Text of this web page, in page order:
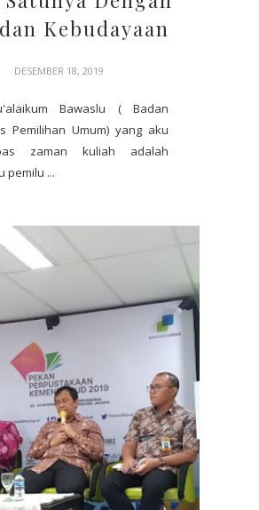
Kebudayaan
DESEMBER 18, 2019
Bawaslu ( Badan
Pemilihan Umum) yang aku
zaman kuliah adalah
pemilu ...